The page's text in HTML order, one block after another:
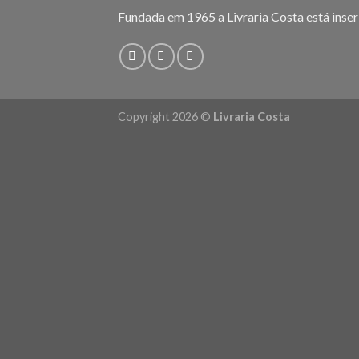
Fundada em 1965 a Livraria Costa está
Copyright 2026 © Livraria Costa